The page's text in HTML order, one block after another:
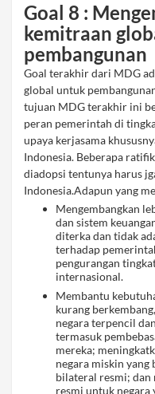
Goal 8 :
kemitraan
pembangunan
Goal terakhir dari MDG
global untuk
tujuan MDG terakhir ini
peran pemerintah di
upaya kerjasama
Indonesia. Beberapa
diadopsi tentunya harus
Indonesia.Adapun yang
Mengembangkan
dan sistem
diterka dan tidak
terhadap
pengurangan
internasional.
Membantu
kurang
negara terpencil
termasuk
mereka;
negara miskin
bilateral resmi; dan
resmi untuk